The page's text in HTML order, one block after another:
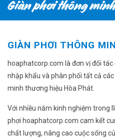
GIÀN PHƠI THÔNG
hoaphatcorp.com là đơn vị đối
nhập khẩu và phân phối tất cả
minh thương hiệu Hòa Phát.
Với nhiều năm kinh nghiệm trong
phơi hoaphatcorp.com cam kết
chất lượng, nâng cao cuộc sống